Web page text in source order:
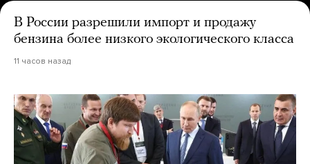
В России разрешили импорт и продажу
бензина более низкого экологического класса
11 часов назад